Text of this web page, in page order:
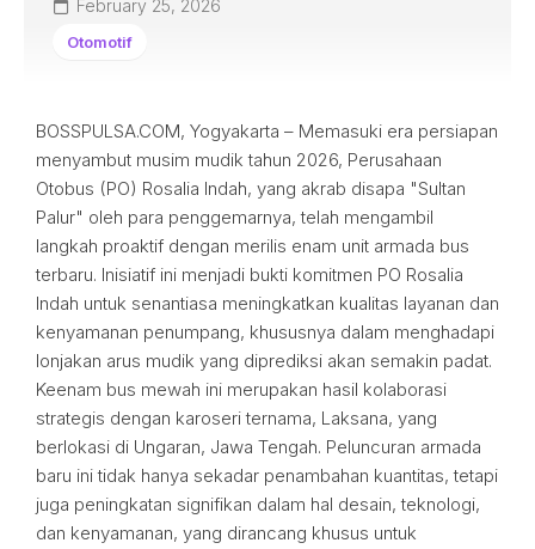
February 25, 2026
Otomotif
BOSSPULSA.COM, Yogyakarta – Memasuki era persiapan
menyambut musim mudik tahun 2026, Perusahaan
Otobus (PO) Rosalia Indah, yang akrab disapa "Sultan
Palur" oleh para penggemarnya, telah mengambil
langkah proaktif dengan merilis enam unit armada bus
terbaru. Inisiatif ini menjadi bukti komitmen PO Rosalia
Indah untuk senantiasa meningkatkan kualitas layanan dan
kenyamanan penumpang, khususnya dalam menghadapi
lonjakan arus mudik yang diprediksi akan semakin padat.
Keenam bus mewah ini merupakan hasil kolaborasi
strategis dengan karoseri ternama, Laksana, yang
berlokasi di Ungaran, Jawa Tengah. Peluncuran armada
baru ini tidak hanya sekadar penambahan kuantitas, tetapi
juga peningkatan signifikan dalam hal desain, teknologi,
dan kenyamanan, yang dirancang khusus untuk